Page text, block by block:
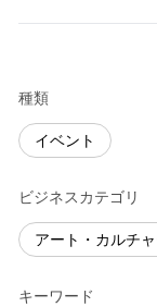
種類
イベント
ビジネスカテゴリ
アート・カルチ
キーワード